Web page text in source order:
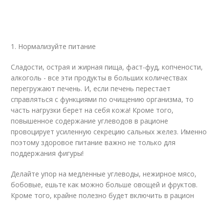
1. Нормализуйте питание
Сладости, острая и жирная пища, фаст-фуд, копчености,
алкоголь - все эти продукты в больших количествах
перегружают печень. И, если печень перестает
справляться с функциями по очищению организма, то
часть нагрузки берет на себя кожа! Кроме того,
повышенное содержание углеводов в рационе
провоцирует усиленную секрецию сальных желез. Именно
поэтому здоровое питание важно не только для
поддержания фигуры!
Делайте упор на медленные углеводы, нежирное мясо,
бобовые, ешьте как можно больше овощей и фруктов.
Кроме того, крайне полезно будет включить в рацион